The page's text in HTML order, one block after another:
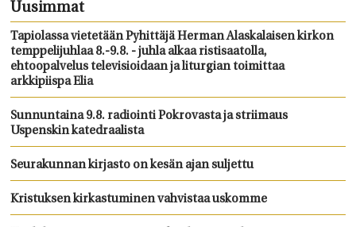
Uusimmat
Tapiolassa vietetään Pyhittäjä Herman Alaskalaisen kirkon
temppelijuhlaa 8.-9.8. - juhla alkaa ristisaatolla,
ehtoopalvelus televisioidaan ja liturgian toimittaa
arkkipiispa Elia
Sunnuntaina 9.8. radiointi Pokrovasta ja striimaus
Uspenskin katedraalista
Seurakunnan kirjasto on kesän ajan suljettu
Kristuksen kirkastuminen vahvistaa uskomme